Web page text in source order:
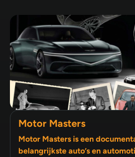
Motor Masters
Motor Masters is een
belangrijkste auto’s en